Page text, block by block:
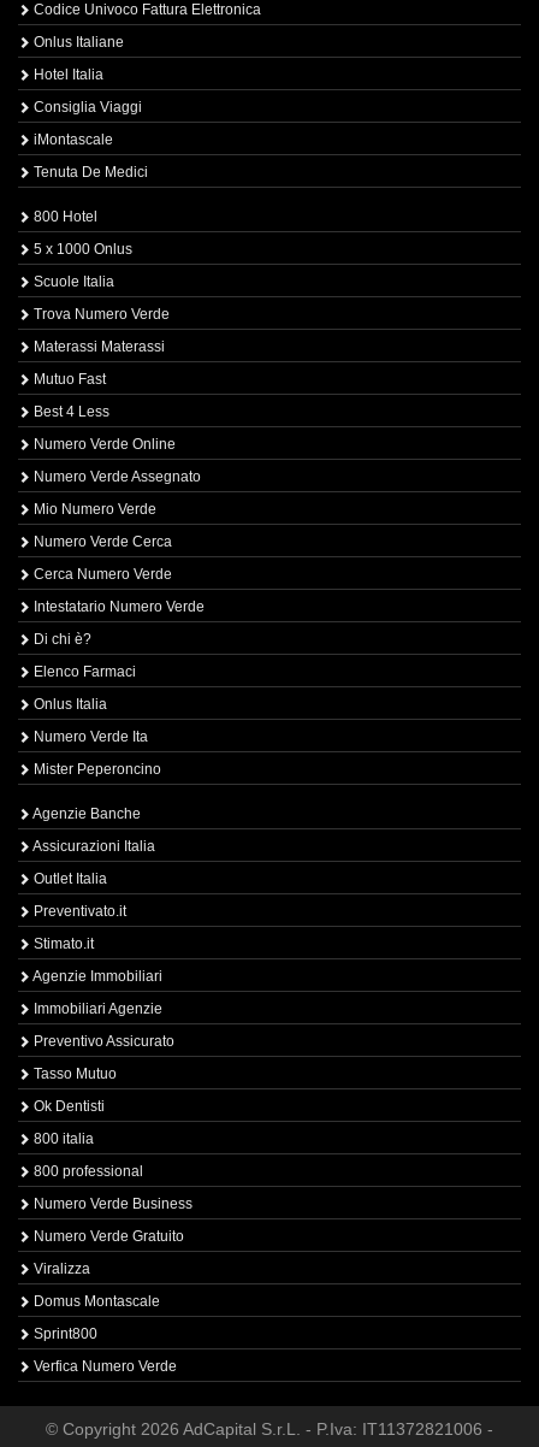
Codice Univoco Fattura Elettronica
Onlus Italiane
Hotel Italia
Consiglia Viaggi
iMontascale
Tenuta De Medici
800 Hotel
5 x 1000 Onlus
Scuole Italia
Trova Numero Verde
Materassi Materassi
Mutuo Fast
Best 4 Less
Numero Verde Online
Numero Verde Assegnato
Mio Numero Verde
Numero Verde Cerca
Cerca Numero Verde
Intestatario Numero Verde
Di chi è?
Elenco Farmaci
Onlus Italia
Numero Verde Ita
Mister Peperoncino
Agenzie Banche
Assicurazioni Italia
Outlet Italia
Preventivato.it
Stimato.it
Agenzie Immobiliari
Immobiliari Agenzie
Preventivo Assicurato
Tasso Mutuo
Ok Dentisti
800 italia
800 professional
Numero Verde Business
Numero Verde Gratuito
Viralizza
Domus Montascale
Sprint800
Verfica Numero Verde
© Copyright 2026 AdCapital S.r.L. - P.Iva: IT11372821006 -